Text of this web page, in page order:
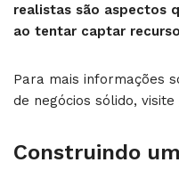
realistas são aspectos
ao tentar captar
Para mais informações
de negócios sólido, visite
Construindo